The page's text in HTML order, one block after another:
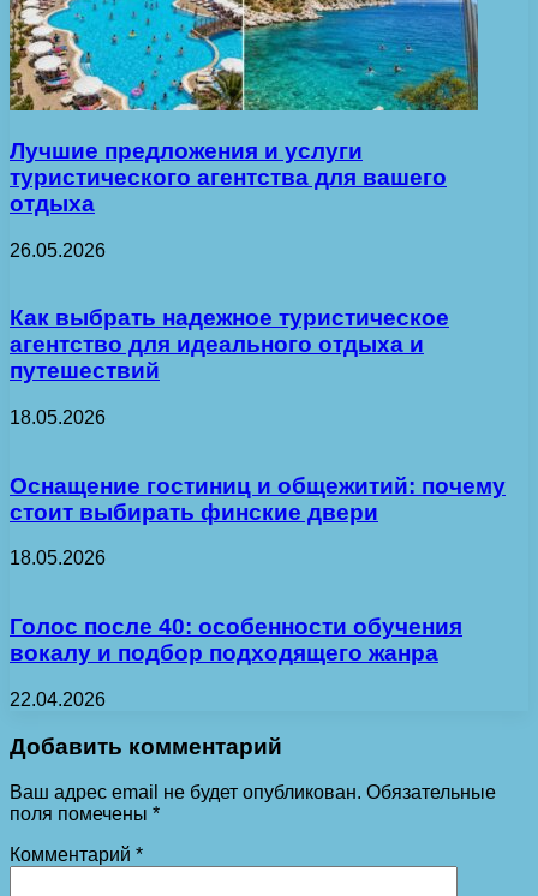
Лучшие предложения и услуги
туристического агентства для вашего
отдыха
26.05.2026
Как выбрать надежное туристическое
агентство для идеального отдыха и
путешествий
18.05.2026
Оснащение гостиниц и общежитий: почему
стоит выбирать финские двери
18.05.2026
Голос после 40: особенности обучения
вокалу и подбор подходящего жанра
22.04.2026
Добавить комментарий
Ваш адрес email не будет опубликован. Обязательные
поля помечены *
Комментарий *